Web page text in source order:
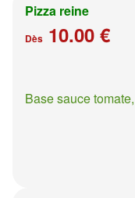
Pizza reine
Dès 10.00 €
Base sauce